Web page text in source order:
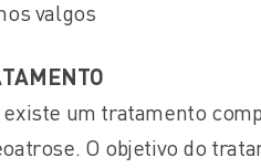
valgos
existe um tratamento
O objetivo do